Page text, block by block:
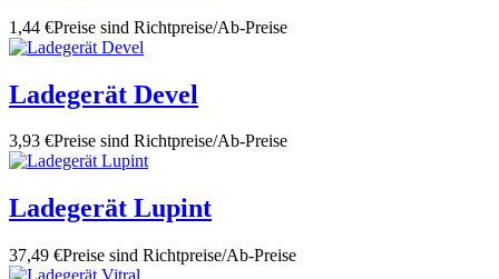
1,44 €Preise sind Richtpreise/Ab-Preise
Ladegerät Devel
3,93 €Preise sind Richtpreise/Ab-Preise
Ladegerät Lupint
37,49 €Preise sind Richtpreise/Ab-Preise